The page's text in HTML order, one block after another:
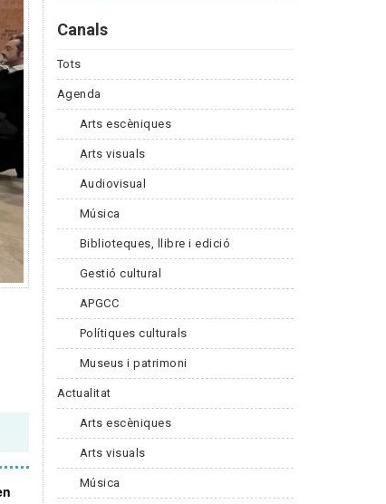
Canals
Tots
Agenda
Arts escèniques
Arts visuals
Audiovisual
Música
Biblioteques, llibre i edició
Gestió cultural
APGCC
Polítiques culturals
Museus i patrimoni
Actualitat
Arts escèniques
Arts visuals
Música